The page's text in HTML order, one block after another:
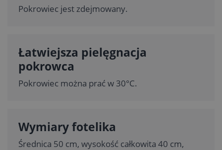
Pokrowiec jest zdejmowany.
Łatwiejsza pielęgnacja
pokrowca
Pokrowiec można prać w 30°C.
Wymiary fotelika
Średnica 50 cm, wysokość całkowita 40 cm,